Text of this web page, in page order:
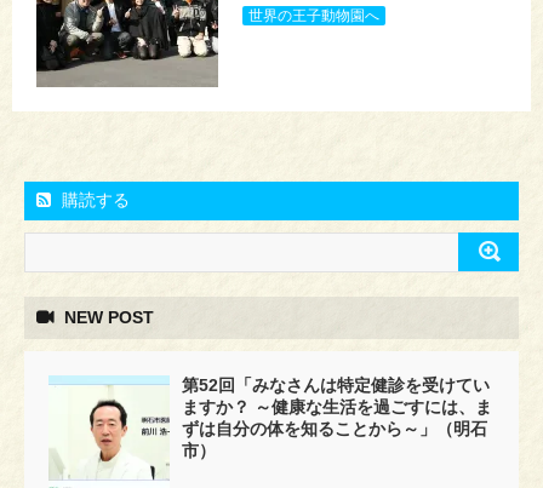
世界の王子動物園へ
購読する
NEW POST
第52回「みなさんは特定健診を受けてい
ますか？ ～健康な生活を過ごすには、ま
ずは自分の体を知ることから～」（明石
市）